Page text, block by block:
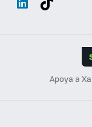
Apoya a